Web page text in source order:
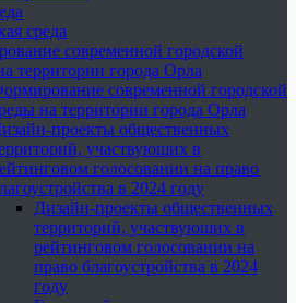
среда
современной городской
территории города Орла
современной городской
на территории города Орла
проекты общественных
участвующих в
голосовании на право
в 2024 году
Дизайн-проекты общественных
территорий, участвующих в
рейтинговом голосовании на
право благоустройства в 2024
году